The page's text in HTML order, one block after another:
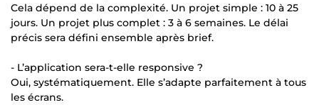
Cela dépend de la complexité. Un projet simple : 10 à 25
jours. Un projet plus complet : 3 à 6 semaines. Le délai
précis sera défini ensemble après brief.
- L’application sera-t-elle responsive ?
Oui, systématiquement. Elle s’adapte parfaitement à tous
les écrans.